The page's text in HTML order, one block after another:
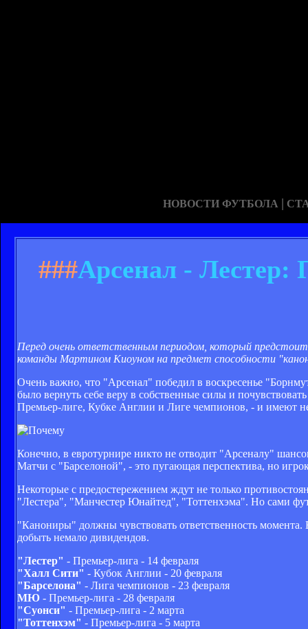
НОВОСТИ ФУТБОЛА |
###Арсенал - Лестер:
Перед очень ответственным периодом, который
команды Мартином Киоуном на предмет способности
Очень важно, что "Арсенал" победил в воскресенье
было вернуть себе веру в собственные силы и
Премьер-лиге, Кубке Англии и Лиге чемпионов, - и имеют
Конечно, в евротурнире никто не отводит "Арсеналу"
Матчи с "Барселоной", - это пугающая перспектива, но
Некоторые с предостережением ждут не только
"Лестера", "Манчестер Юнайтед", "Тоттенхэма". Но сами
"Канониры" должны чувствовать ответственность момента.
добыть немало дивидендов.
"Лестер" - Премьер-лига - 14 февраля
"Халл Сити" - Кубок Англии - 20 февраля
"Барселона" - Лига чемпионов - 23 февраля
МЮ - Премьер-лига - 28 февраля
"Суонси" - Премьер-лига - 2 марта
"Тоттенхэм" - Премьер-лига - 5 марта